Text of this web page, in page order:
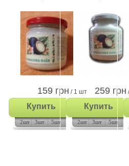
159 грн / 1 шт
Купить
2шт 3шт 5шт 10шт
259 грн
Купить
2шт 3шт 5шт